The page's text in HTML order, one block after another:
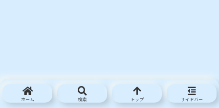
ホーム 検索 トップ サイドバー